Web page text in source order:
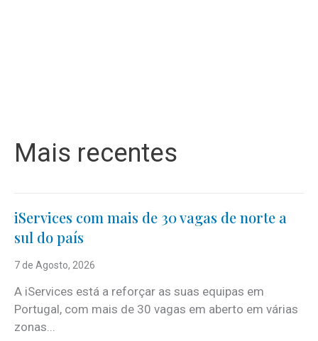
Mais recentes
iServices com mais de 30 vagas de norte a
sul do país
7 de Agosto, 2026
A iServices está a reforçar as suas equipas em
Portugal, com mais de 30 vagas em aberto em várias
zonas...